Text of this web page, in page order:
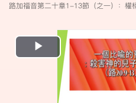
路加福音第二十章1-13節（之一）：權
Play
Video